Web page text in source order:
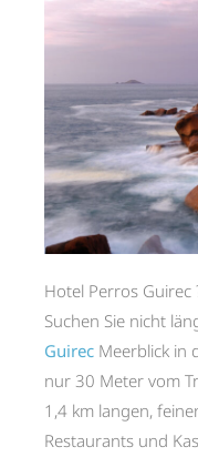
Hotel Perros Guirec
Suchen Sie nicht
Guirec Meerblick in
nur 30 Meter vom
1,4 km langen,
Restaurants und